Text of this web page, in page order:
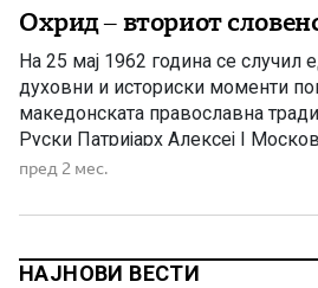
Охрид – вториот
На 25 мај 1962 година се случил
духовни и историски моменти
македонската православна
Руски Патријарх Алексеј I
официјалната посета на тогашна
посети Белград. Но, наместо тоа,
пред 2 мес.
НАЈНОВИ ВЕСТИ